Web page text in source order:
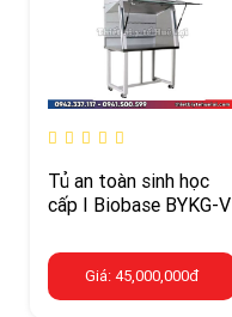
Tủ an toàn sinh học
cấp I Biobase BYKG-V
Giá: 45,000,000đ